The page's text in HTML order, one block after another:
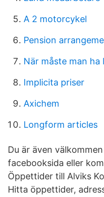
A 2 motorcykel
Pension
När måste man ha
Implicita priser
Axichem
Longform articles
Du är även
facebooksida eller
Öppettider till Alviks
Hitta öppettider,